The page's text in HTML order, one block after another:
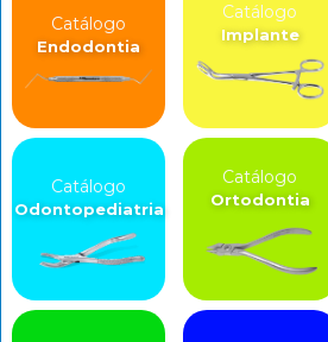
Catálogo
Endodontia
Catálogo
Implante
Catálogo
Odontopediatria
Catálogo
Ortodontia